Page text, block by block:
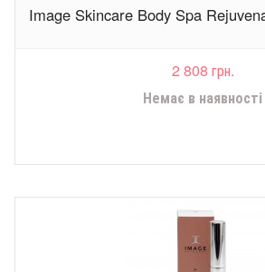
Image Skincare Body Spa
2 808 грн.
Немає в наявності